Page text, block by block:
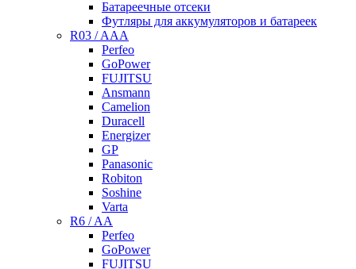
Батареечные отсеки
Футляры для аккумуляторов и батареек
R03 / AAA
Perfeo
GoPower
FUJITSU
Ansmann
Camelion
Duracell
Energizer
GP
Panasonic
Robiton
Soshine
Varta
R6 / AA
Perfeo
GoPower
FUJITSU